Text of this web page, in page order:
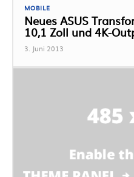
MOBILE
Neues ASUS
10,1 Zoll und 4K-
3. Juni 2013